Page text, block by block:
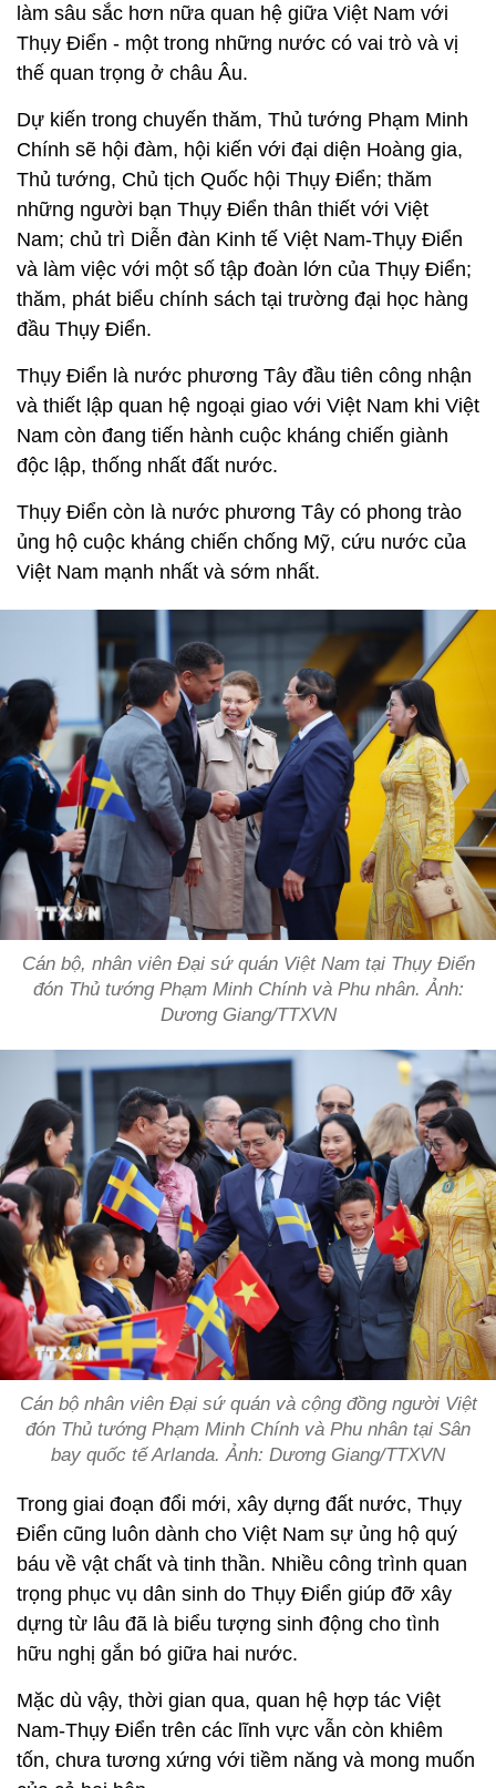
làm sâu sắc hơn nữa quan hệ giữa Việt Nam với
Thụy Điển - một trong những nước có vai trò và vị
thế quan trọng ở châu Âu.
Dự kiến trong chuyến thăm, Thủ tướng Phạm Minh
Chính sẽ hội đàm, hội kiến với đại diện Hoàng gia,
Thủ tướng, Chủ tịch Quốc hội Thụy Điển; thăm
những người bạn Thụy Điển thân thiết với Việt
Nam; chủ trì Diễn đàn Kinh tế Việt Nam-Thụy Điển
và làm việc với một số tập đoàn lớn của Thụy Điển;
thăm, phát biểu chính sách tại trường đại học hàng
đầu Thụy Điển.
Thụy Điển là nước phương Tây đầu tiên công nhận
và thiết lập quan hệ ngoại giao với Việt Nam khi Việt
Nam còn đang tiến hành cuộc kháng chiến giành
độc lập, thống nhất đất nước.
Thụy Điển còn là nước phương Tây có phong trào
ủng hộ cuộc kháng chiến chống Mỹ, cứu nước của
Việt Nam mạnh nhất và sớm nhất.
Cán bộ, nhân viên Đại sứ quán Việt Nam tại Thụy Điển
đón Thủ tướng Phạm Minh Chính và Phu nhân. Ảnh:
Dương Giang/TTXVN
Cán bộ nhân viên Đại sứ quán và cộng đồng người Việt
đón Thủ tướng Phạm Minh Chính và Phu nhân tại Sân
bay quốc tế Arlanda. Ảnh: Dương Giang/TTXVN
Trong giai đoạn đổi mới, xây dựng đất nước, Thụy
Điển cũng luôn dành cho Việt Nam sự ủng hộ quý
báu về vật chất và tinh thần. Nhiều công trình quan
trọng phục vụ dân sinh do Thụy Điển giúp đỡ xây
dựng từ lâu đã là biểu tượng sinh động cho tình
hữu nghị gắn bó giữa hai nước.
Mặc dù vậy, thời gian qua, quan hệ hợp tác Việt
Nam-Thụy Điển trên các lĩnh vực vẫn còn khiêm
tốn, chưa tương xứng với tiềm năng và mong muốn